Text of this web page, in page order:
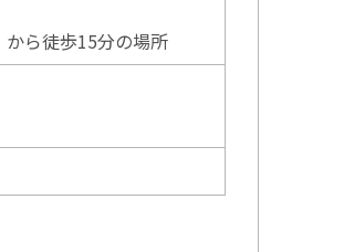
ら徒歩15分の場所